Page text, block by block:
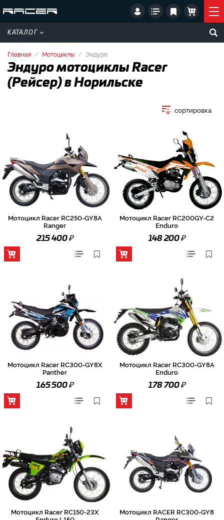
КАТАЛОГ
Главная Мотоциклы Эндуро
Эндуро мотоциклы Racer
(Рейсер) в Норильске
сортировка
Мотоцикл Racer RC250-GY8A
Ranger
215 400₽
Мотоцикл Racer RC200GY-C2
Enduro
148 200₽
Мотоцикл Racer RC300-GY8X
Panther
165 500₽
Мотоцикл Racer RC300-GY8A
Enduro
178 700₽
Мотоцикл Racer RC150-23X
Мотоцикл RACER RC300-GY8